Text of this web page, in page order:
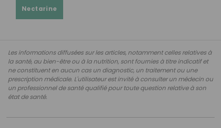
Nectarine
Les informations diffusées sur les articles, notamment celles relatives à
la santé, au bien-être ou à la nutrition, sont fournies à titre indicatif et
ne constituent en aucun cas un diagnostic, un traitement ou une
prescription médicale. L'utilisateur est invité à consulter un médecin ou
un professionnel de santé qualifié pour toute question relative à son
état de santé.